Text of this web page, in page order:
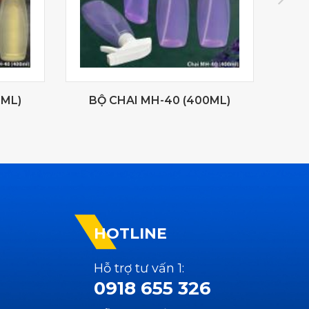
BỘ CHAI MH-40 (400ML)
HOTLINE
Hỗ trợ tư vấn 1:
0918 655 326